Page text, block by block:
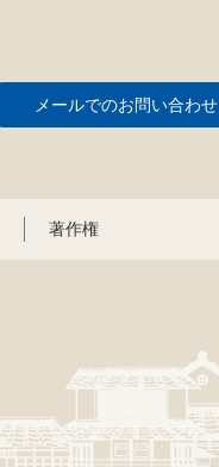
メールでのお問い合わせ
著作権